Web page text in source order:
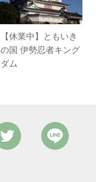
【休業中】ともいき
の国 伊勢忍者キング
ダム